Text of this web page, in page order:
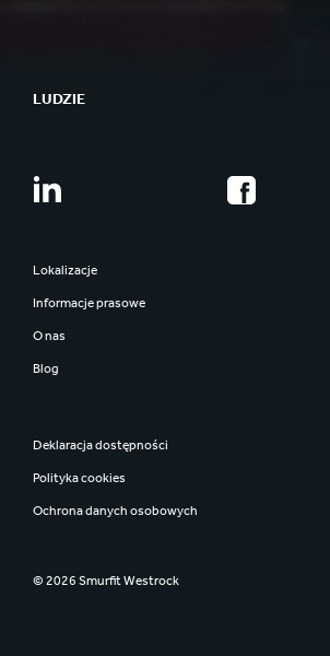
LUDZIE
Lokalizacje
Informacje prasowe
O nas
Blog
Deklaracja dostępności
Polityka cookies
Ochrona danych osobowych
© 2026 Smurfit Westrock